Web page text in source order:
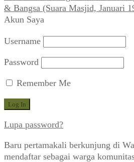
& Bangsa (Suara Masjid, Januari
Akun Saya
Username
Password
Remember Me
Lupa password?
Baru pertamakali berkunjung di
mendaftar sebagai warga